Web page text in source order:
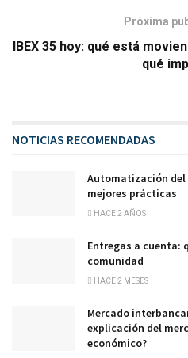
Próxima
IBEX 35 hoy: qué está
qué
NOTICIAS RECOMENDADAS
Automatización
mejores prácticas
HACE 2 AÑOS
Entregas a cuenta:
comunidad
HACE 2 MESES
Mercado
explicación del
económico?